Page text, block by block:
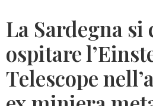
La Sardegna si
ospitare
Telescope